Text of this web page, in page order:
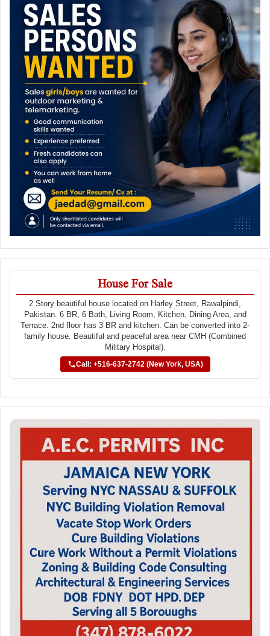
House For Sale
2 Story beautiful house located on Harley Street, Rawalpindi,
Pakistan. 6 BR, 6 Bath, Living Room, Kitchen, Dining Area, and
Terrace. 2nd floor has 3 BR and kitchen. Can be converted into 2-
family house. Beautiful and peaceful area near CMH (Combined
Military Hospital).
Call: +516-637-2742 (New York, USA)